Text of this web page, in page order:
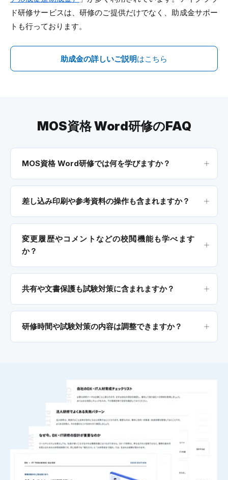
ド研修サービスは、研修のご提供だけでなく、助成金サポー
トも行っております。
助成金の詳しいご説明はこちら
MOS資格 Word研修のFAQ
MOS資格 Word研修では何を学びますか？
差し込み印刷や参考資料の操作も含まれますか？
変更履歴やコメントなどの校閲機能も学べます
か？
共有や文書保護も試験対策に含まれますか？
研修時間や試験対策の内容は調整できますか？